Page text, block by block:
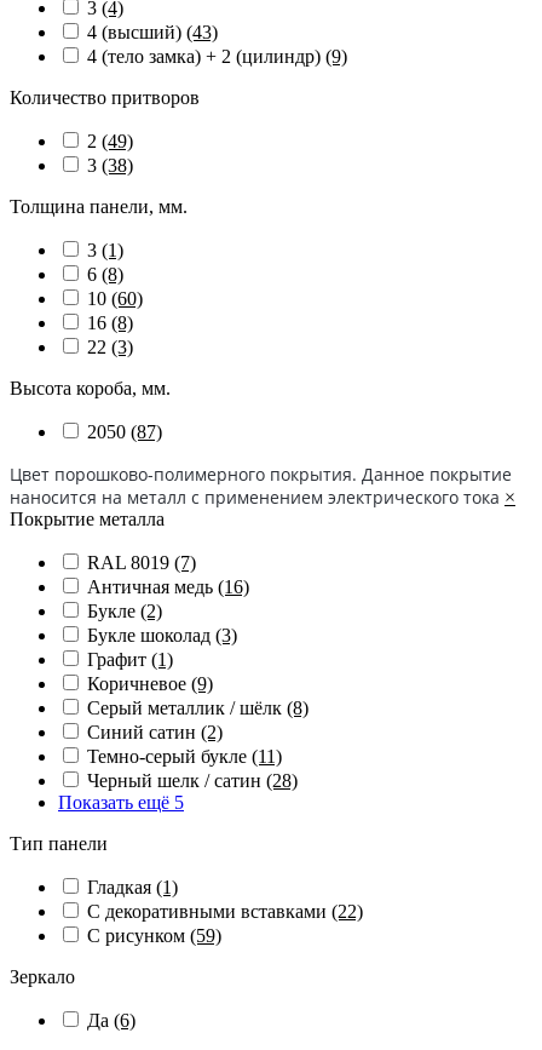
3 (4)
4 (высший) (43)
4 (тело замка) + 2 (цилиндр) (9)
Количество притворов
2 (49)
3 (38)
Толщина панели, мм.
3 (1)
6 (8)
10 (60)
16 (8)
22 (3)
Высота короба, мм.
2050 (87)
Цвет порошково-полимерного покрытия. Данное покрытие
наносится на металл с применением электрического тока ×
Покрытие металла
RAL 8019 (7)
Античная медь (16)
Букле (2)
Букле шоколад (3)
Графит (1)
Коричневое (9)
Серый металлик / шёлк (8)
Синий сатин (2)
Темно-серый букле (11)
Черный шелк / сатин (28)
Показать ещё 5
Тип панели
Гладкая (1)
С декоративными вставками (22)
С рисунком (59)
Зеркало
Да (6)